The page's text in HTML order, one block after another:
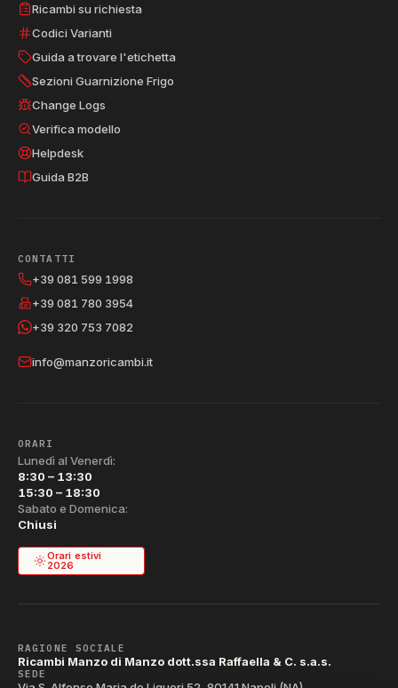
Ricambi su richiesta
Codici Varianti
Guida a trovare l'etichetta
Sezioni Guarnizione Frigo
Change Logs
Verifica modello
Helpdesk
Guida B2B
CONTATTI
+39 081 599 1998
+39 081 780 3954
+39 320 753 7082
info@manzoricambi.it
ORARI
Lunedì al Venerdì:
8:30 – 13:30
15:30 – 18:30
Sabato e Domenica:
Chiusi
Orari estivi
2026
RAGIONE SOCIALE
Ricambi Manzo di Manzo dott.ssa Raffaella & C. s.a.s.
SEDE